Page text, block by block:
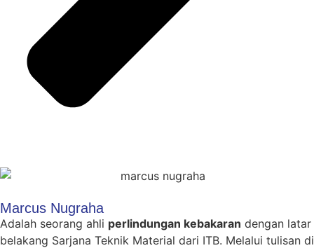
Marcus Nugraha
Adalah seorang ahli perlindungan kebakaran dengan latar
belakang Sarjana Teknik Material dari ITB. Melalui tulisan di